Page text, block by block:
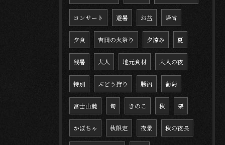
コンサート 避暑 お盆 帰省
夕食 吉田の火祭り 夕涼み 夏
残暑 大人 地元食材 大人の夜
特別 ぶどう狩り 勝沼 葡萄
富士山麓 旬 きのこ 秋 栗
かぼちゃ 秋限定 夜景 秋の夜長